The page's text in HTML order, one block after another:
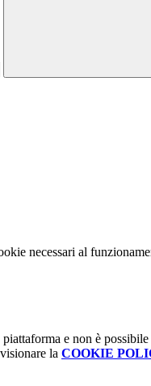
necessari al
e non è
la COOKIE